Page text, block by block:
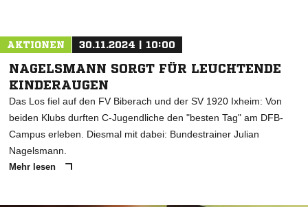
AKTIONEN 30.11.2024 | 10:00
NAGELSMANN SORGT FÜR LEUCHTENDE
KINDERAUGEN
Das Los fiel auf den FV Biberach und der SV 1920 Ixheim: Von
beiden Klubs durften C-Jugendliche den "besten Tag" am DFB-
Campus erleben. Diesmal mit dabei: Bundestrainer Julian
Nagelsmann.
Mehr lesen